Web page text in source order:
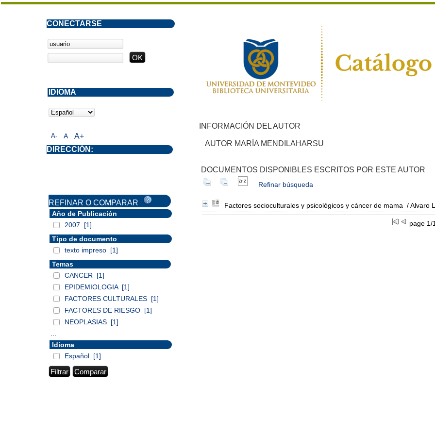
INFORMACIÓN DEL AUTOR
AUTOR MARÍA MENDILAHARSU
DOCUMENTOS DISPONIBLES ESCRITOS POR ESTE AUTOR
Refinar búsqueda
Factores socioculturales y psicológicos y cáncer de mama / Alvaro
page
A- A A+
CONECTARSE
DIRECCIÓN:
IDIOMA
REFINAR O COMPARAR
Año de Publicación
2007
[1]
Tipo de documento
texto impreso [1]
Temas
CANCER
[1]
EPIDEMIOLOGIA [1]
FACTORES CULTURALES [1]
FACTORES DE RIESGO [1]
NEOPLASIAS [1]
Idioma
Español [1]